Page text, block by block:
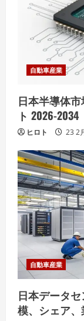
自動車産業
日本半導体
ト 2026-2034
ヒロト 23 2
自動車産業
日本データ
模、シェア、